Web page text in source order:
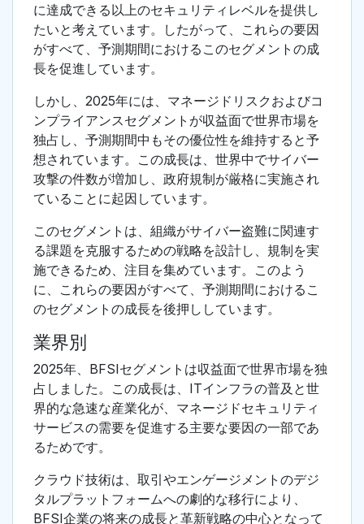
に達成できる以上のセキュリティレベルを提供し
たいと考えています。したがって、これらの要因
がすべて、予測期間におけるこのセグメントの成
長を促進しています。
しかし、2025年には、マネージドリスクおよびコ
ンプライアンスセグメントが収益面で世界市場を
独占し、予測期間中もその優位性を維持すると予
想されています。この成長は、世界中でサイバー
攻撃の件数が増加し、政府規制が厳格に実施され
ていることに起因しています。
このセグメントは、組織がサイバー盗難に関連す
る課題を克服するための戦略を設計し、規制を実
施できるため、注目を集めています。このよう
に、これらの要因がすべて、予測期間におけるこ
のセグメントの成長を後押ししています。
業界別
2025年、BFSIセグメントは収益面で世界市場を独
占しました。この成長は、ITインフラの普及と世
界的な急速な産業化が、マネージドセキュリティ
サービスの需要を促進する主要な要因の一部であ
るためです。
クラウド技術は、取引やエンゲージメントのデジ
タルプラットフォームへの劇的な移行により、
BFSI企業の将来の成長と革新戦略の中心となって